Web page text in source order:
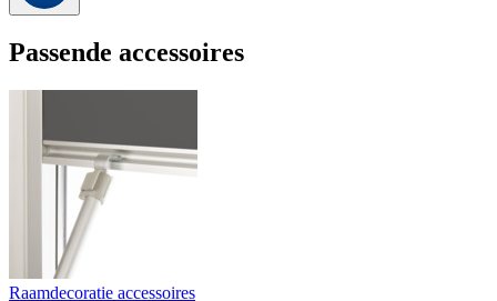
Passende accessoires
Raamdecoratie accessoires